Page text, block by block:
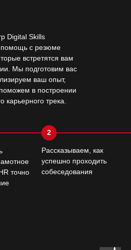
Digital Skills
с резюме
встретятся вам
Мы подготовим вас
ваш опыт,
в построении
карьерного трека.
точно
2
Рассказываем, как
успешно проходить
собеседования